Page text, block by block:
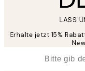
LASS
Erhalte jetzt 15%